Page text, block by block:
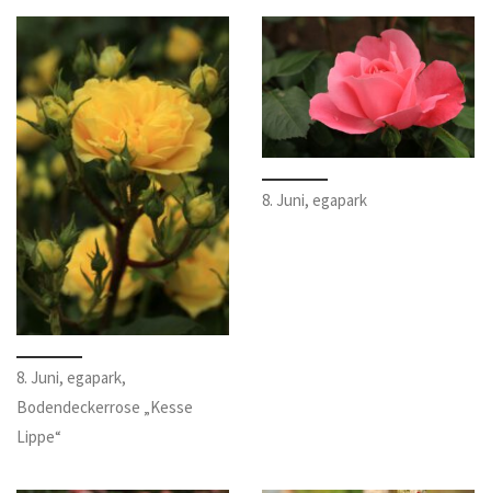
8. Juni, egapark,
Bodendeckerrose „Kesse
Lippe“
8. Juni, egapark